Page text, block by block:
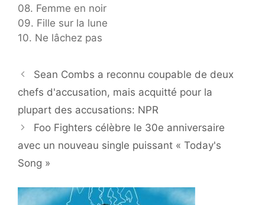
08. Femme en noir
09. Fille sur la lune
10. Ne lâchez pas
Sean Combs a reconnu coupable de deux
chefs d'accusation, mais acquitté pour la
plupart des accusations: NPR
Foo Fighters célèbre le 30e anniversaire
avec un nouveau single puissant « Today's
Song »